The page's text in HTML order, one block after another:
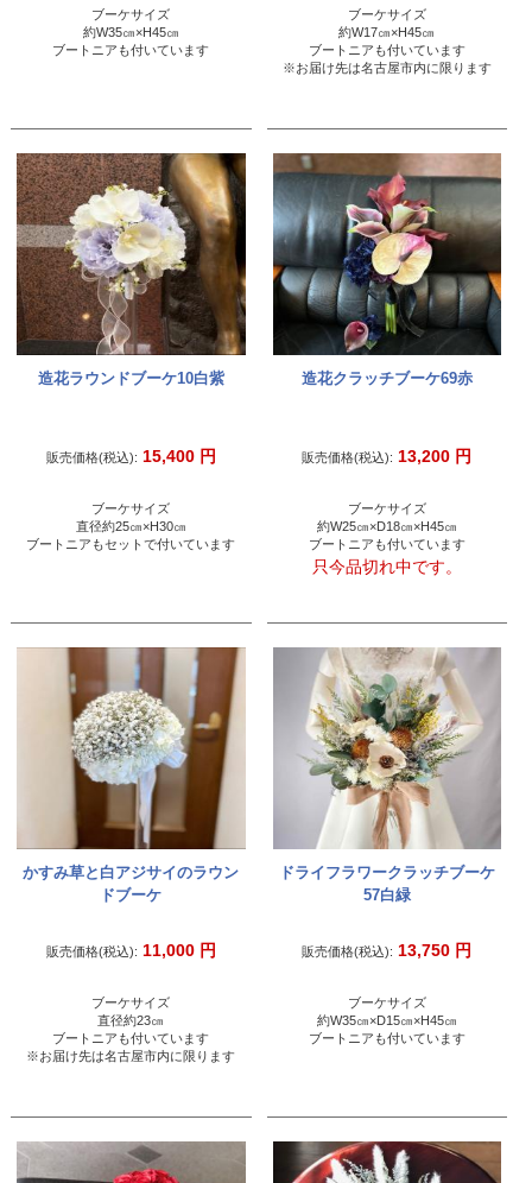
ブーケサイズ
約W35㎝×H45㎝
ブートニアも付いています
ブーケサイズ
約W17㎝×H45㎝
ブートニアも付いています
※お届け先は名古屋市内に限ります
造花ラウンドブーケ10白紫
販売価格(税込): 15,400 円
ブーケサイズ
直径約25㎝×H30㎝
ブートニアもセットで付いています
造花クラッチブーケ69赤
販売価格(税込): 13,200 円
ブーケサイズ
約W25㎝×D18㎝×H45㎝
ブートニアも付いています
只今品切れ中です。
かすみ草と白アジサイのラウン
ドブーケ
販売価格(税込): 11,000 円
ブーケサイズ
直径約23㎝
ブートニアも付いています
※お届け先は名古屋市内に限ります
ドライフラワークラッチブーケ
57白緑
販売価格(税込): 13,750 円
ブーケサイズ
約W35㎝×D15㎝×H45㎝
ブートニアも付いています